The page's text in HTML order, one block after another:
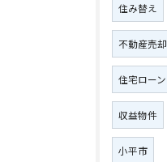
住み替え
不動産売却
住宅ローン
収益物件
小平市